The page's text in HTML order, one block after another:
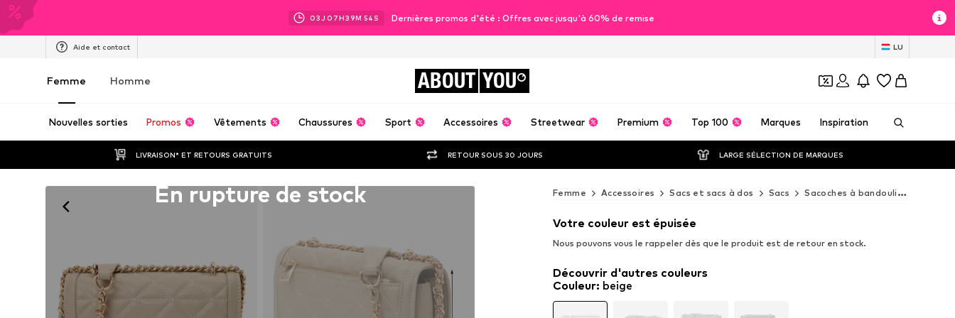
03J 07H39M 52 S Dernières promos d'été : Offres avec jusqu'à 60% de remise
Aide et contact LU
Femme Homme ABOUT YOU
Nouvelles sorties Promos Vêtements Chaussures Sport Accessoires Streetwear Premium Top 100 Marques Inspiration
LIVRAISON* ET RETOURS GRATUITS RETOUR SOUS 30 JOURS LARGE SÉLECTION DE MARQUES
En rupture de stock Femme Accessoires Sacs et sacs à dos Sacs Sacoches à bandoulière
Votre couleur est épuisée
Nous pouvons vous le rappeler dès que le produit est de retour en stock.
Découvrir d'autres couleurs
Couleur: beige